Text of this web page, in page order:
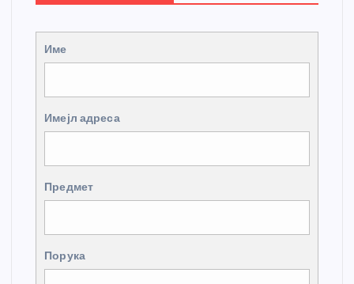
Име
Имејл адреса
Предмет
Порука